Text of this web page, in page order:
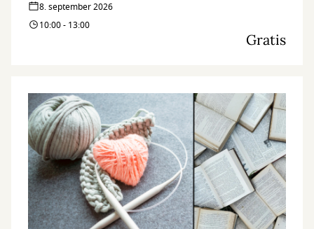
8. september 2026
10:00 - 13:00
Gratis